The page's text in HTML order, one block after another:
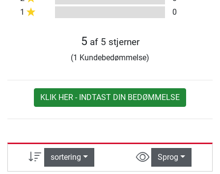
1
0
5 af 5 stjerner
(1 Kundebedømmelse)
KLIK HER - INDTAST DIN BEDØMMELSE
sortering Sprog